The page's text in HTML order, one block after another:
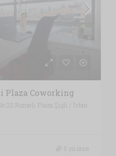
Plaza Coworking
5 yıl önce